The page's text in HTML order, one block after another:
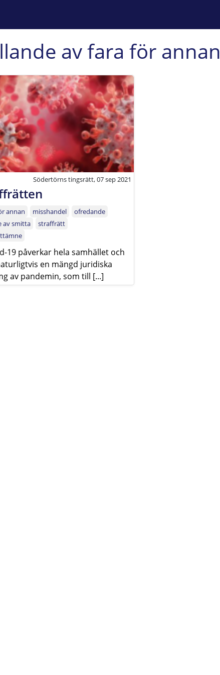
av fara för annan
Södertörns tingsrätt, 07 sep 2021
annan misshandel
ofredande
av smitta
straffrätt
19 påverkar hela samhället och
en mängd juridiska
av pandemin, som till [...]